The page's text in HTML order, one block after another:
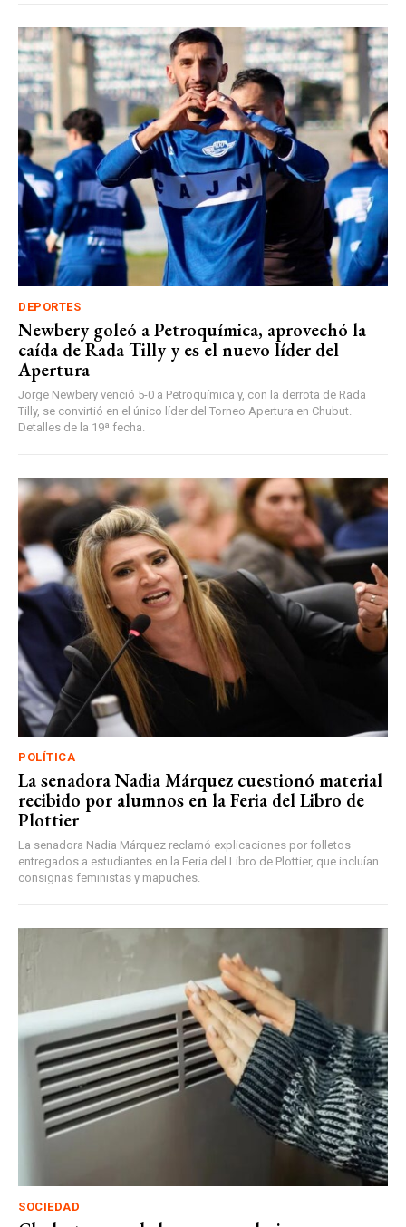
DEPORTES
Newbery goleó a Petroquímica, aprovechó la
caída de Rada Tilly y es el nuevo líder del
Apertura
Jorge Newbery venció 5-0 a Petroquímica y, con la derrota de Rada
Tilly, se convirtió en el único líder del Torneo Apertura en Chubut.
Detalles de la 19ª fecha.
POLÍTICA
La senadora Nadia Márquez cuestionó material
recibido por alumnos en la Feria del Libro de
Plottier
La senadora Nadia Márquez reclamó explicaciones por folletos
entregados a estudiantes en la Feria del Libro de Plottier, que incluían
consignas feministas y mapuches.
SOCIEDAD